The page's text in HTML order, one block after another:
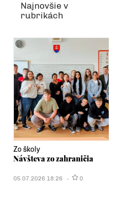
Najnovšie v
rubrikách
Zo školy
Návšteva zo zahraničia
05.07.2026 18:26 0